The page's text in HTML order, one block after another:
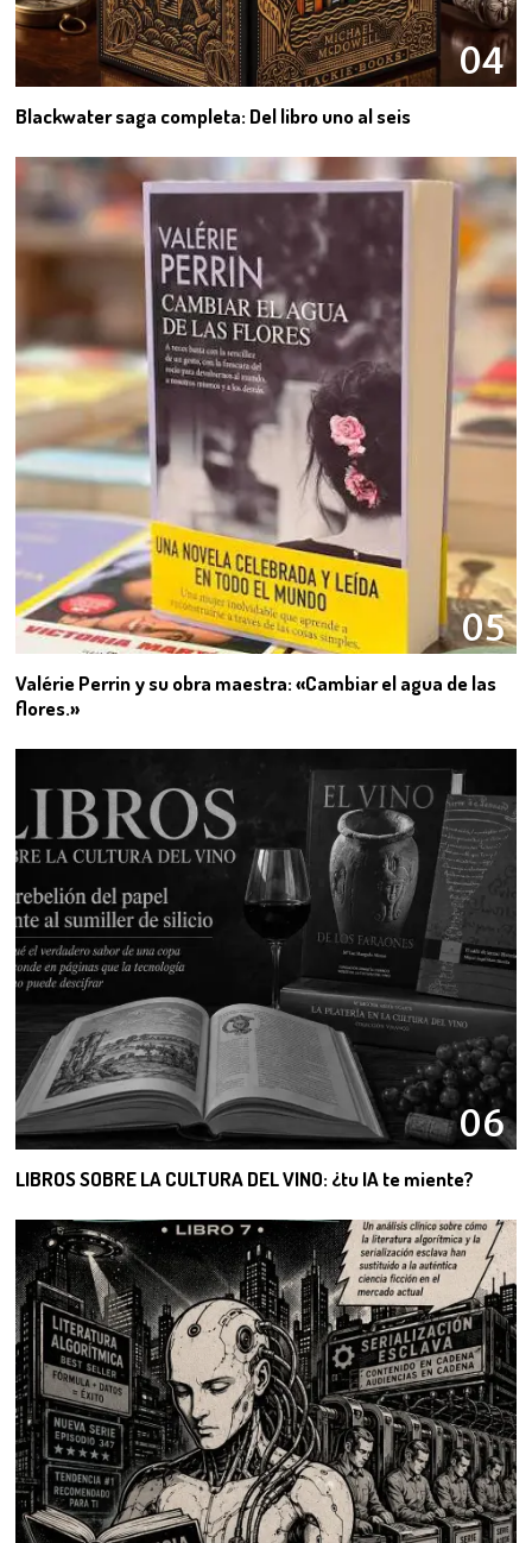
04
Blackwater saga completa: Del libro uno al seis
05
Valérie Perrin y su obra maestra: «Cambiar el agua de las
flores.»
06
LIBROS SOBRE LA CULTURA DEL VINO: ¿tu IA te miente?